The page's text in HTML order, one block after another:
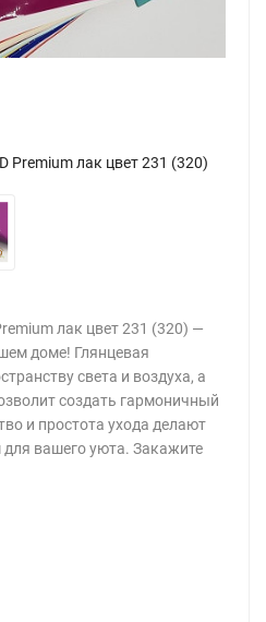
Premium лак цвет 231 (320)
лак цвет 231 (320) —
доме! Глянцевая
света и воздуха, а
создать гармоничный
и простота ухода делают
вашего уюта. Закажите